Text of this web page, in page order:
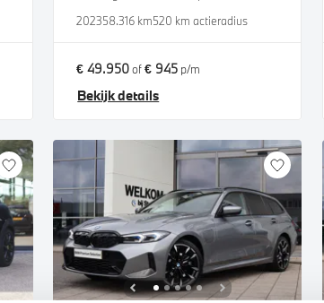
202358.316 km520 km actieradius
€ 49.950of€ 945 p/m
Bekijk details